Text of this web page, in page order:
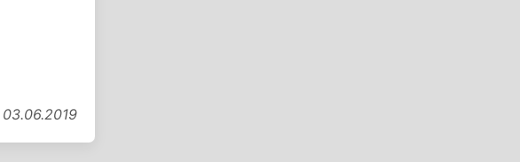
03.06.2019